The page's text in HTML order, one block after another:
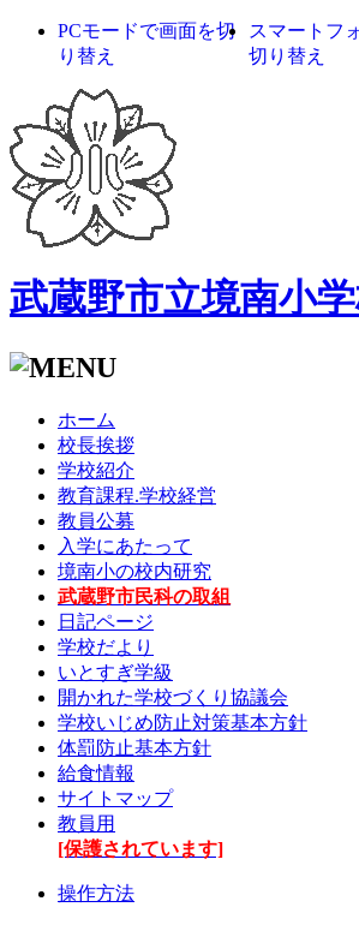
PCモードで画面を切
り替え
スマートフ
切り替え
武蔵野市立境南小
ホーム
校長挨拶
学校紹介
教育課程.学校経営
教員公募
入学にあたって
境南小の校内研究
武蔵野市民科の取組
日記ページ
学校だより
いとすぎ学級
開かれた学校づくり協議会
学校いじめ防止対策基本方針
体罰防止基本方針
給食情報
サイトマップ
教員用
[保護されています]
操作方法